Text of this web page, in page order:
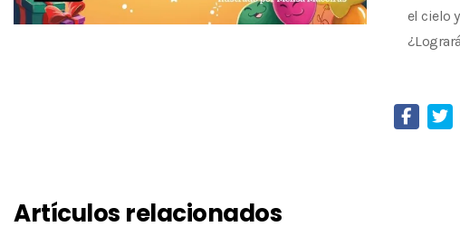
el cielo
Artículos relacionados